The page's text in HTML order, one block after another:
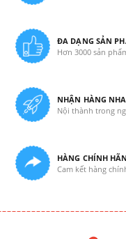
ĐA DẠNG SẢN
Hơn 3000 sản
NHẬN HÀNG
Nội thành trong
HÀNG CHÍNH
Cam kết hàng